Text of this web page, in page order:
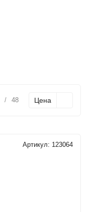
/ 48 Цена
Артикул: 123064